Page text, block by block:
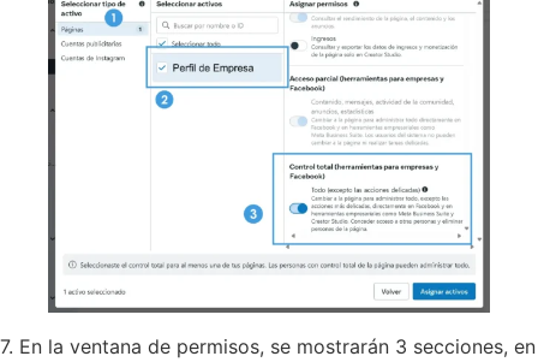
7. En la ventana de permisos, se mostrarán 3 secciones, en